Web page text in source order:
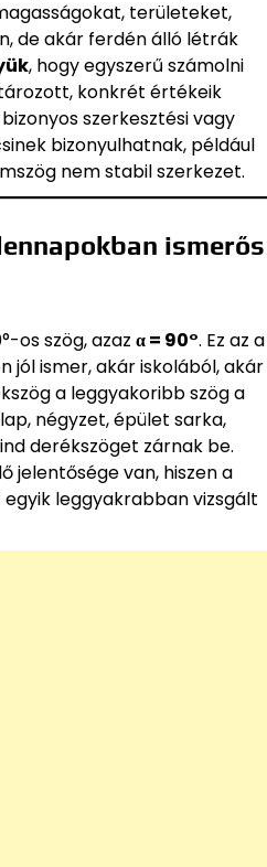
területeket,
de akár ferdén álló létrák
, hogy egyszerű számolni
konkrét értékeik
szerkesztési vagy
bizonyulhatnak, például
nem stabil szerkezet.
ismerős
os szög, azaz α = 90°. Ez az a
jól ismer, akár iskolából, akár
a leggyakoribb szög a
négyzet, épület sarka,
derékszöget zárnak be.
jelentősége van, hiszen a
leggyakrabban vizsgált